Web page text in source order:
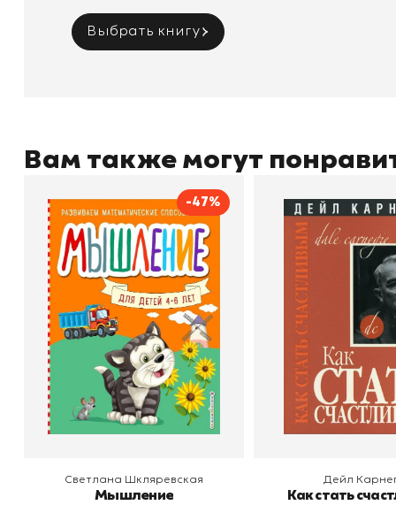
Выбрать книгу
Вам также могут
-47%
Мышление
Автор
Светлана Шкляревская
Издательство
Эксмодетство
В корзину
Светлана Шкляревская
Мышление
Как стать
Автор
Издательство
В корзину
Дейл
Как стать